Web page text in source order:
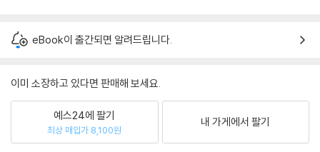
eBook이 출간되면 알려드립니다.
이미 소장하고 있다면 판매해 보세요.
예스24에 팔기
최상 매입가 8,100원
내 가게에서 팔기